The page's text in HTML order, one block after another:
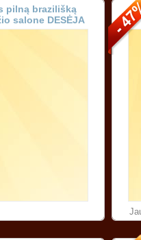
pilną brazilišką
salone DESĖJA